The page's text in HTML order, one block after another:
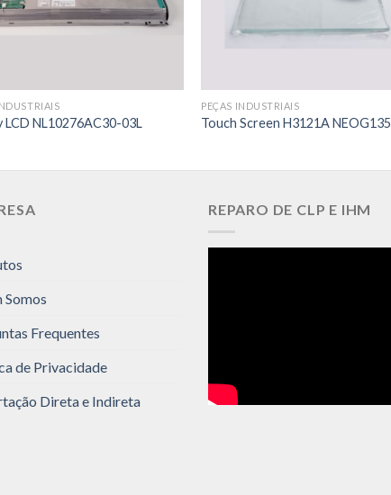
LCD NL10276AC30-03L
PEÇAS INDUSTRIAIS
Touch Screen H3121A NEOG135
Somos
Frequentes
de Privacidade
Direta e Indireta
REPARO DE CLP E IHM